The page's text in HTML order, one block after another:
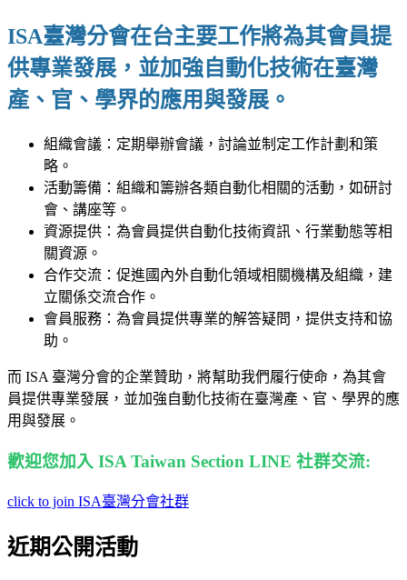
ISA臺灣分會在台主要工作將為其會員提
供專業發展，並加強自動化技術在臺灣
產、官、學界的應用與發展。
組織會議：定期舉辦會議，討論並制定工作計劃和策
略。
活動籌備：組織和籌辦各類自動化相關的活動，如研討
會、講座等。
資源提供：為會員提供自動化技術資訊、行業動態等相
關資源。
合作交流：促進國內外自動化領域相關機構及組織，建
立關係交流合作。
會員服務：為會員提供專業的解答疑問，提供支持和協
助。
而 ISA 臺灣分會的企業贊助，將幫助我們履行使命，為其會
員提供專業發展，並加強自動化技術在臺灣產、官、學界的應
用與發展。
歡迎您加入 ISA Taiwan Section LINE 社群交流:
click to join ISA臺灣分會社群
近期公開活動